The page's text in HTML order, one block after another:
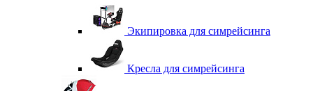
Экипировка для симрейсинга
Кресла для симрейсинга